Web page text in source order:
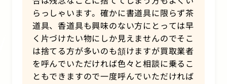
らっしゃいます。確かに書道具に限らず茶
道具、香道具も興味のない方にとっては早
く片づけたい物にしか見えませんのでそこ
は捨てる方が多いのも頷けますが買取業者
を呼んでいただければ色々と相談に乗るこ
ともできますので一度呼んでいただければ